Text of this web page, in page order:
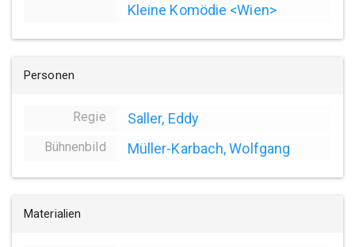
Kleine Komödie <Wien>
Personen
Regie Saller, Eddy
Bühnenbild Müller-Karbach, Wolfgang
Materialien